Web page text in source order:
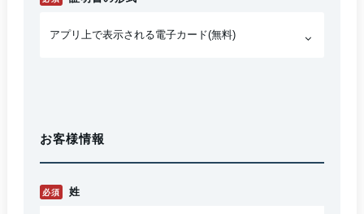
お客様情報
必須 姓